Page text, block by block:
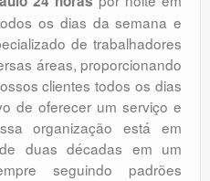
os dias da semana e
de trabalhadores
áreas, proporcionando
clientes todos os dias
de oferecer um serviço e
organização está em
duas décadas em um
seguindo padrões